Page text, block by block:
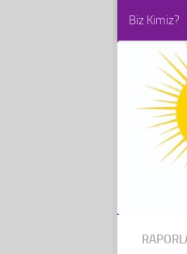
Skip to
Biz Kimiz?